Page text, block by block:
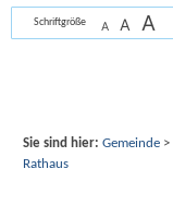
Schriftgröße A A A
Sie sind hier: Gemeinde>
Rathaus